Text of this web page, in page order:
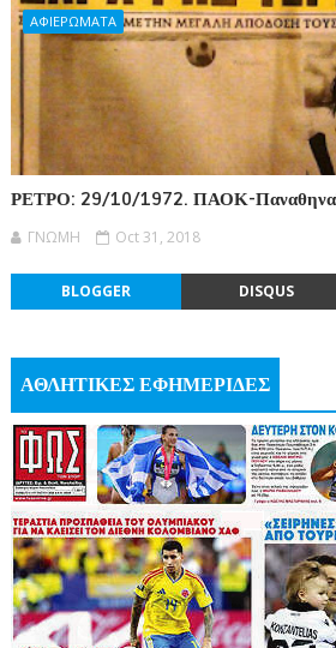
ΑΦΙΕΡΩΜΑΤΑ
ΡΕΤΡΟ: 29/10/1972. ΠΑΟΚ-
ΓΝΩΜΗ Oct 31, 2018
BLOGGER DISQUS
ΑΘΛΗΤΙΚΕΣ ΕΦΗΜΕΡΙΔΕΣ